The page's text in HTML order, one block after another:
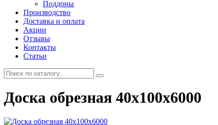
Поддоны
Производство
Доставка и оплата
Акции
Отзывы
Контакты
Статьи
Доска обрезная 40х100х6000